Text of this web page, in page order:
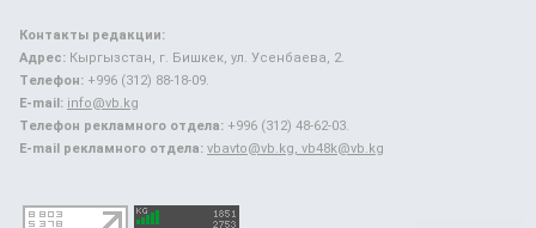
Контакты редакции:
Адрес: Кыргызстан, г. Бишкек, ул. Усенбаева, 2.
Телефон: +996 (312) 88-18-09.
E-mail: info@vb.kg
Телефон рекламного отдела: +996 (312) 48-62-03.
E-mail рекламного отдела: vbavto@vb.kg, vb48k@vb.kg